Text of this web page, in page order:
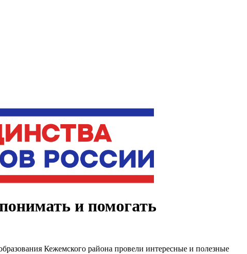
и помогать
Кежемского района провели интересные и полезные